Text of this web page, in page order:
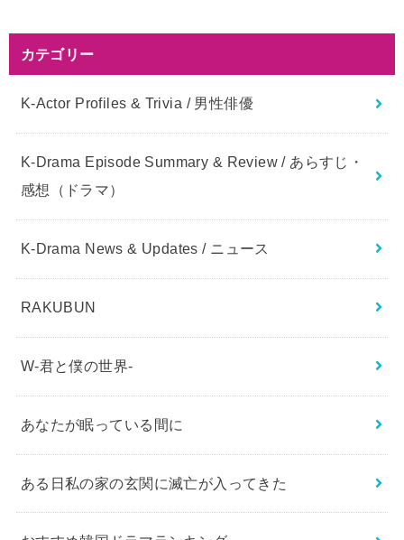
カテゴリー
K-Actor Profiles & Trivia / 男性俳優
K-Drama Episode Summary & Review / あらすじ・
感想（ドラマ）
K-Drama News & Updates / ニュース
RAKUBUN
W-君と僕の世界-
あなたが眠っている間に
ある日私の家の玄関に滅亡が入ってきた